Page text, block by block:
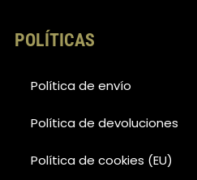
POLÍTICAS
Política de envío
Política de devoluciones
Política de cookies (EU)